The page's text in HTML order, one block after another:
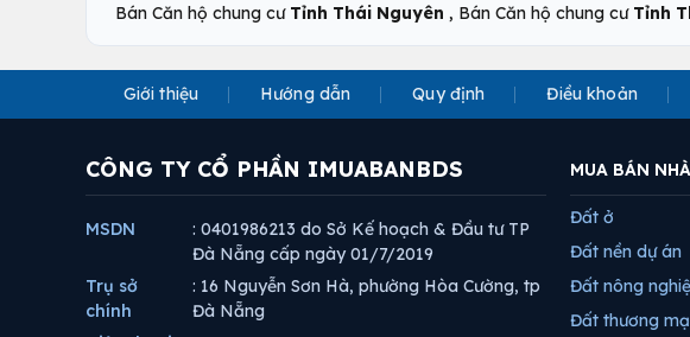
Bán Căn hộ chung cư Tỉnh Thái Nguyên , Bán Căn hộ chung cư Tỉnh
Giới thiệu Hướng dẫn Quy định Điều khoản
CÔNG TY CỔ PHẦN IMUABANBDS
MSDN
: 0401986213 do Sở Kế hoạch & Đầu tư TP
Đà Nẵng cấp ngày 01/7/2019
Trụ sở
chính
: 16 Nguyễn Sơn Hà, phường Hòa Cường, tp
Đà Nẵng
MUA BÁN
Đất ở
Đất nền dự án
Đất nông
Đất thương